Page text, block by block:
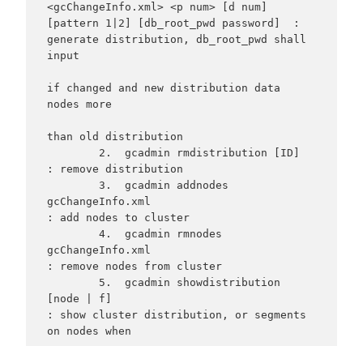
<gcChangeInfo.xml> <p num> [d num]
[pattern 1|2] [db_root_pwd password]  :
generate distribution, db_root_pwd shall
input
if changed and new distribution data
nodes more
than old distribution
: remove distribution
gcChangeInfo.xml
: add nodes to cluster
gcChangeInfo.xml
: remove nodes from cluster
[node | f]
: show cluster distribution, or segments
on nodes when